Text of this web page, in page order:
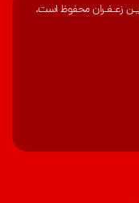
زعـفـران محفوظ است.